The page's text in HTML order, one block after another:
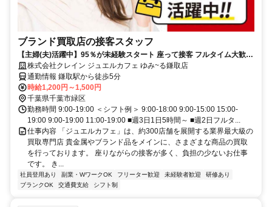
ブランド買取店の接客スタッフ
【主婦(夫)活躍中】95％が未経験スタート 座って接客 フルタイム大歓迎
データ入力あり
株式会社クレイン ジュエルカフェ ゆみ~る鎌取店
通勤情報 鎌取駅から徒歩5分
時給1,200円～1,500円
千葉県千葉市緑区
勤務時間 9:00-19:00 ＜シフト例＞ 9:00-18:00 9:00-15:00 15:00-
19:00 9:00-19:00 11:00-19:00 ■週3日1日5時間～ ■週2日フルタ...
仕事内容 「ジュエルカフェ」は、約300店舗を展開する業界最大級の
買取専門店 貴金属やブランド品をメインに、さまざまな商品の買取
を行っております。 座りながらの接客が多く、負担の少ないお仕事
です。 き...
社員登用あり 副業・WワークOK フリーター歓迎 未経験者歓迎
研修あり
ブランクOK
交通費支給 シフト制